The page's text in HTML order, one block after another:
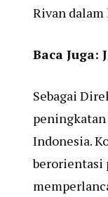
Rivan dalam
Baca Juga:
Sebagai
Indonesia.
berorientasi